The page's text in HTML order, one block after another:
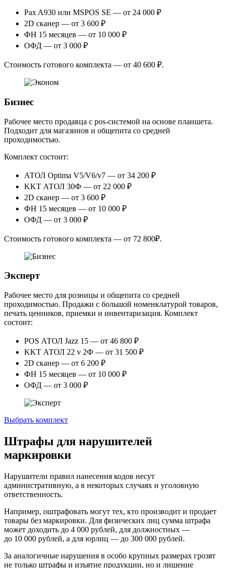
Pax A930 или MSPOS SE — от 24 000 ₽
2D сканер — от 3 600 ₽
ФН 15 месяцев — от 10 000 ₽
ОФД — от 3 000 ₽
Стоимость готового комплекта — от 40 600 ₽.
Бизнес
Рабочее место продавца с pos‑системой на основе планшета.
Подходит для магазинов и общепита со средней
проходимостью.
Комплект состоит:
АТОЛ Optima V5/V6/v7 — от 34 200 ₽
KKT АТОЛ 30Ф — от 22 000 ₽
2D сканер — от 3 600 ₽
ФН 15 месяцев — от 10 000 ₽
ОФД — от 3 000 ₽
Стоимость готового комплекта — от 72 800₽.
Эксперт
Рабочее место для розницы и общепита со средней
проходимостью. Продажи с большой номенклатурой товаров,
печать ценников, приемки и инвентаризация. Комплект
состоит:
POS АТОЛ Jazz 15 — от 46 800 ₽
KKT АТОЛ 22 v 2Ф — от 31 500 ₽
2D сканер — от 6 200 ₽
ФН 15 месяцев — от 10 000 ₽
ОФД — от 3 000 ₽
Выбрать комплект
Штрафы для нарушителей
маркировки
Нарушители правил нанесения кодов несут
административную, а в некоторых случаях и уголовную
ответственность.
Например, оштрафовать могут тех, кто производит и продает
товары без маркировки. Для физических лиц сумма штрафа
может доходить до 4 000 рублей, для должностных —
до 10 000 рублей, а для юрлиц — до 300 000 рублей.
За аналогичные нарушения в особо крупных размерах грозят
не только штрафы и изъятие продукции, но и лишение